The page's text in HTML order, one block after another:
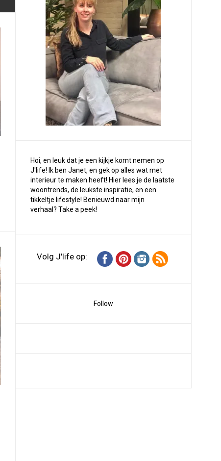
Hoi, en leuk dat je een kijkje komt nemen op
J'life! Ik ben Janet, en gek op alles wat met
interieur te maken heeft! Hier lees je de laatste
woontrends, de leukste inspiratie, en een
tikkeltje lifestyle! Benieuwd naar mijn
verhaal? Take a peek!
Volg J'life op:
Follow